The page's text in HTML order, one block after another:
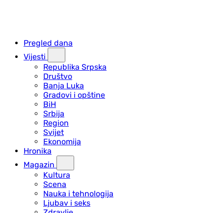
Pregled dana
Vijesti
Republika Srpska
Društvo
Banja Luka
Gradovi i opštine
BiH
Srbija
Region
Svijet
Ekonomija
Hronika
Magazin
Kultura
Scena
Nauka i tehnologija
Ljubav i seks